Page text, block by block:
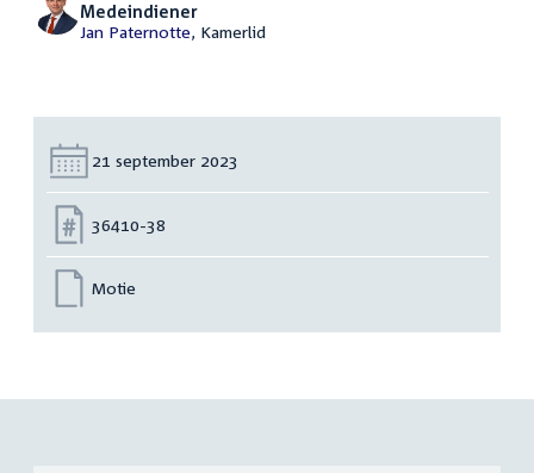
Medeindiener
Jan Paternotte, Kamerlid
Datum:
21 september 2023
Nummer:
36410-38
Motie